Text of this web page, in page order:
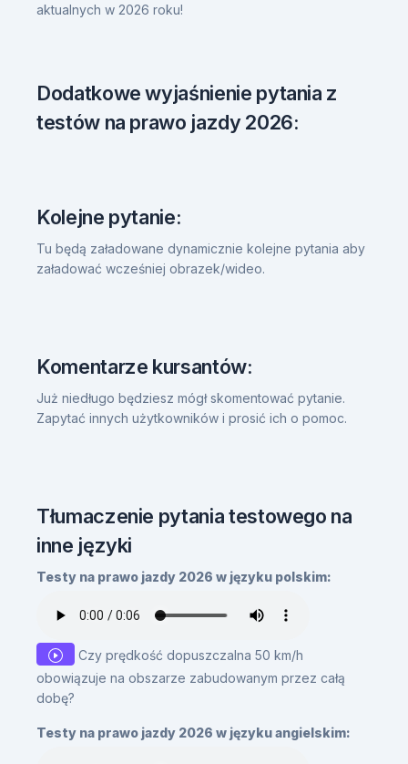
aktualnych w 2026 roku!
Dodatkowe wyjaśnienie pytania z
testów na prawo jazdy 2026:
Kolejne pytanie:
Tu będą załadowane dynamicznie kolejne pytania aby
załadować wcześniej obrazek/wideo.
Komentarze kursantów:
Już niedługo będziesz mógł skomentować pytanie.
Zapytać innych użytkowników i prosić ich o pomoc.
Tłumaczenie pytania testowego na
inne języki
Testy na prawo jazdy 2026 w języku polskim:
Czy prędkość dopuszczalna 50 km/h
obowiązuje na obszarze zabudowanym przez całą
dobę?
Testy na prawo jazdy 2026 w języku angielskim: